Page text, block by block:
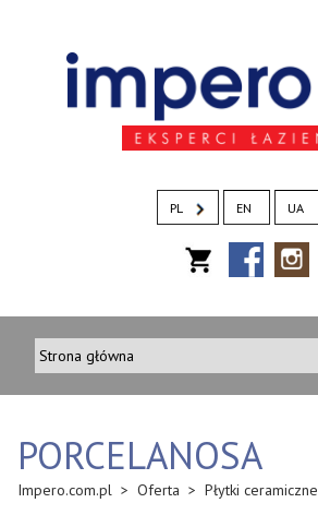
PL EN UA
PORCELANOSA
Impero.com.pl > Oferta > Płytki ceramiczne